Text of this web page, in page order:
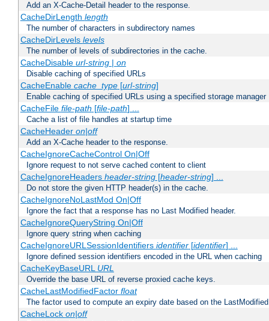
Add an X-Cache-Detail header to the response.
CacheDirLength length
The number of characters in subdirectory names
CacheDirLevels levels
The number of levels of subdirectories in the cache.
CacheDisable url-string| on
Disable caching of specified URLs
CacheEnable cache_type[url-string]
Enable caching of specified URLs using a specified storage manager
CacheFile file-path [file-path] ...
Cache a list of file handles at startup time
CacheHeader on|off
Add an X-Cache header to the response.
CacheIgnoreCacheControl On|Off
Ignore request to not serve cached content to client
CacheIgnoreHeaders header-string[header-string] ...
Do not store the given HTTP header(s) in the cache.
CacheIgnoreNoLastMod On|Off
Ignore the fact that a response has no Last Modified header.
CacheIgnoreQueryString On|Off
Ignore query string when caching
CacheIgnoreURLSessionIdentifiers identifier[identifier] ...
Ignore defined session identifiers encoded in the URL when caching
CacheKeyBaseURL URL
Override the base URL of reverse proxied cache keys.
CacheLastModifiedFactor float
The factor used to compute an expiry date based on the
CacheLock on|off